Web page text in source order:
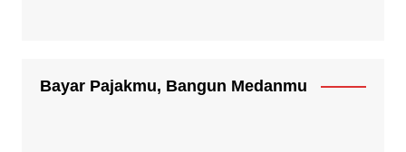
Bayar Pajakmu, Bangun Medanmu